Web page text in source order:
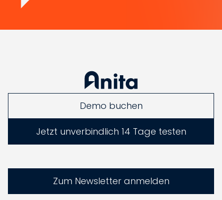
Demo buchen
Jetzt unverbindlich 14 Tage testen
Zum Newsletter anmelden